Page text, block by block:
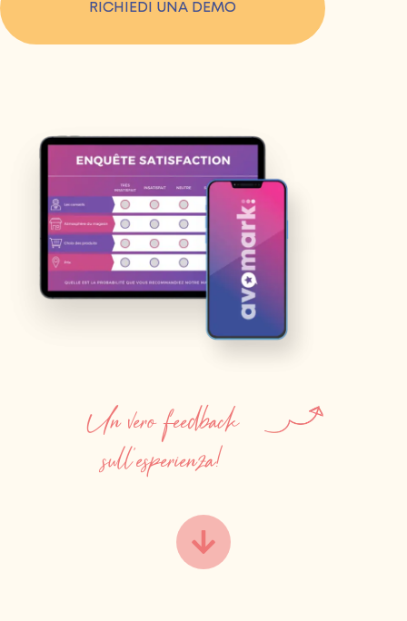
RICHIEDI UNA DEMO
Un vero feedback
sull'esperienza!